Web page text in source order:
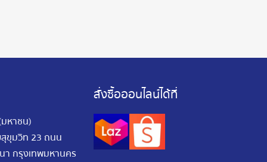
มหาชน)
ขุมวิท 23 ถนน
า กรุงเทพมหานคร
สั่งซื้อออนไลน์ได้ที่